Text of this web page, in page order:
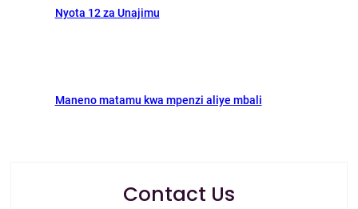
Nyota 12 za Unajimu
Maneno matamu kwa mpenzi aliye mbali
Contact Us